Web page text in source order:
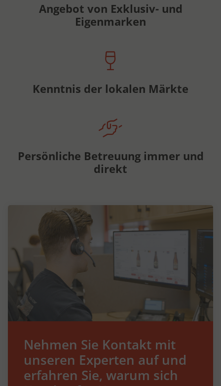
Angebot von Exklusiv- und
Eigenmarken
Kenntnis der lokalen Märkte
Persönliche Betreuung immer und
direkt
Nehmen Sie Kontakt mit
unseren Experten auf und
erfahren Sie, warum sich